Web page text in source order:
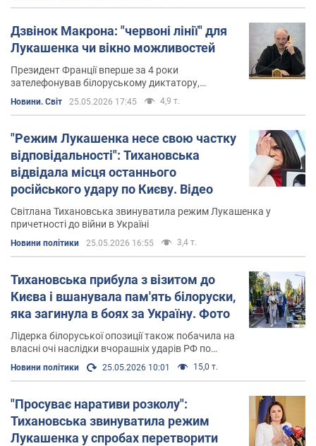
Дзвінок Макрона: "червоні лінії" для
Лукашенка чи вікно можливостей
Президент Франції вперше за 4 роки
зателефонував білоруському диктатору,
закликавши Мінськ не втручатися у війну Росії
проти України
Новини. Світ 25.05.2026 17:45 4,9 т.
"Режим Лукашенка несе свою частку
відповідальності": Тихановська
відвідала місця останнього
російського удару по Києву. Відео
Світлана Тихановська звинуватила режим Лукашенка у
причетності до війни в Україні
Новини політики 25.05.2026 16:55 3,4 т.
Тихановська прибула з візитом до
Києва і вшанувала пам'ять білоруски,
яка загинула в боях за Україну. Фото
Лідерка білоруської опозиції також побачила на
власні очі наслідки вчорашніх ударів РФ по
Новини політики 25.05.2026 10:01 15,0 т.
"Просуває наративи розколу":
Тихановська звинуватила режим
Лукашенка у спробах перетворити